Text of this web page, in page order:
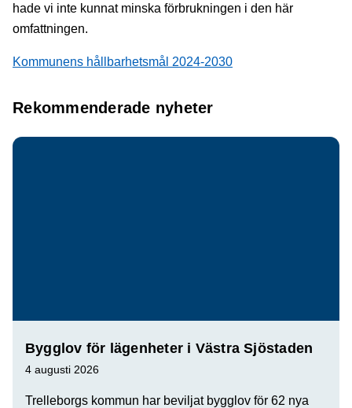
hade vi inte kunnat minska förbrukningen i den här
omfattningen.
Kommunens hållbarhetsmål 2024-2030
Rekommenderade nyheter
Bygglov för lägenheter i Västra Sjöstaden
4 augusti 2026
Trelleborgs kommun har beviljat bygglov för 62 nya